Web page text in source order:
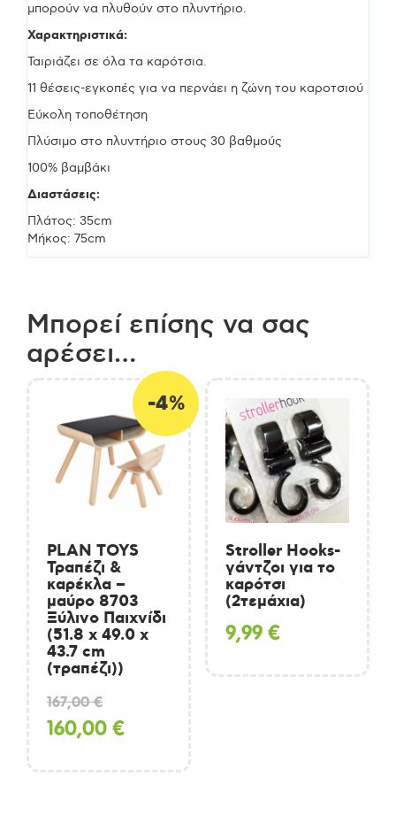
μπορούν να πλυθούν στο πλυντήριο.
Χαρακτηριστικά:
Ταιριάζει σε όλα τα καρότσια.
11 θέσεις-εγκοπές για να περνάει η ζώνη του καροτσιού
Εύκολη τοποθέτηση
Πλύσιμο στο πλυντήριο στους 30 βαθμούς
100% βαμβάκι
Διαστάσεις:
Πλάτος: 35cm
Μήκος: 75cm
Μπορεί επίσης να σας
αρέσει…
-4%
PLAN TOYS
Τραπέζι &
καρέκλα –
μαύρο 8703
Ξύλινο Παιχνίδι
(51.8 x 49.0 x
43.7 cm
(τραπέζι))
167,00€
price
160,00€
Stroller Hooks-
γάντζοι για το
καρότσι
(2τεμάχια)
9,99€